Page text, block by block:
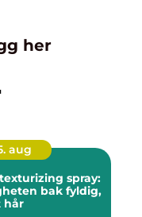
her
aug
spray:
bak fyldig,
hår